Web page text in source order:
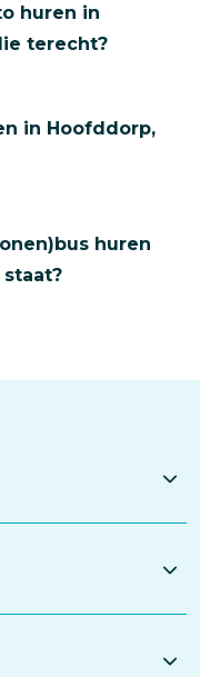
huren in
terecht?
in Hoofddorp,
huren